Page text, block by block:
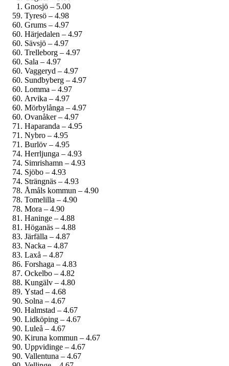
Gnosjö – 5.00
Tyresö – 4.98
Grums – 4.97
Härjedalen – 4.97
Sävsjö – 4.97
Trelleborg – 4.97
Sala – 4.97
Vaggeryd – 4.97
Sundbyberg – 4.97
Lomma – 4.97
Arvika – 4.97
Mörbylånga – 4.97
Ovanåker – 4.97
Haparanda – 4.95
Nybro – 4.95
Burlöv – 4.95
Herrljunga – 4.93
Simrishamn – 4.93
Sjöbo – 4.93
Strängnäs – 4.93
Åmåls kommun – 4.90
Tomelilla – 4.90
Mora – 4.90
Haninge – 4.88
Höganäs – 4.88
Järfälla – 4.87
Nacka – 4.87
Laxå – 4.87
Forshaga – 4.83
Ockelbo – 4.82
Kungälv – 4.80
Ystad – 4.68
Solna – 4.67
Halmstad – 4.67
Lidköping – 4.67
Luleå – 4.67
Kiruna kommun – 4.67
Uppvidinge – 4.67
Vallentuna – 4.67